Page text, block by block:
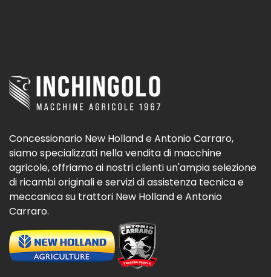
Concessionario New Holland e Antonio Carraro,
siamo specializzati nella vendita di macchine
agricole, offriamo ai nostri clienti un'ampia selezione
di ricambi originali e servizi di assistenza tecnica e
meccanica su trattori New Holland e Antonio
Carraro.